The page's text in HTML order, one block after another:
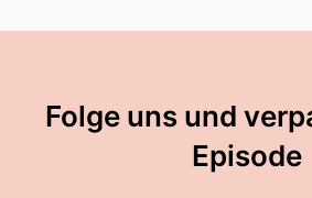
Folge uns und
Episode